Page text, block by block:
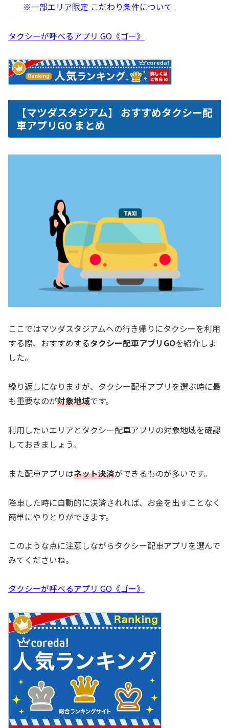
※一部エリア限定 こだわり条件について
タクシーが呼べるアプリ GO《ゴー》
【マツダスタジアム】 おすすめタクシー配
車アプリGO まとめ
ここではマツダスタジアムへの行き帰りにタクシーを利用
する際、おすすめするタクシー配車アプリGOを紹介しま
した。
繰り返しになりますが、タクシー配車アプリを選ぶ時に最
も重要なのが対象地域です。
利用したいエリアとタクシー配車アプリの対象地域を確認
しておきましょう。
また配車アプリはネット決済ができるものが多いです。
降車した時に自動的に決済されれば、お金を出すことなく
簡単にやりとりができます。
このような点に注意しながらタクシー配車アプリを選んで
みてくださいね。
タクシーが呼べるアプリ GO《ゴー》